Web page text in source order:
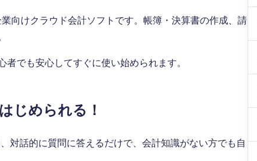
向けクラウド会計ソフトです。帳簿・決算書の作成、請
でも安心してすぐに使い始められます。
じめられる！
対話的に質問に答えるだけで、会計知識がない方でも自